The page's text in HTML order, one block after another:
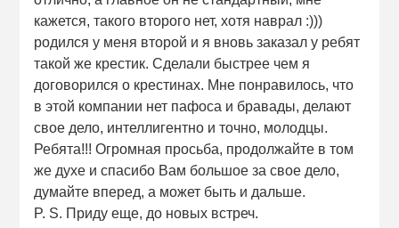
кажется, такого второго нет, хотя наврал :)))
родился у меня второй и я вновь заказал у ребят
такой же крестик. Сделали быстрее чем я
договорился о крестинах. Мне понравилось, что
в этой компании нет пафоса и бравады, делают
свое дело, интеллигентно и точно, молодцы.
Ребята!!! Огромная просьба, продолжайте в том
же духе и спасибо Вам большое за свое дело,
думайте вперед, а может быть и дальше.
P. S. Приду еще, до новых встреч.